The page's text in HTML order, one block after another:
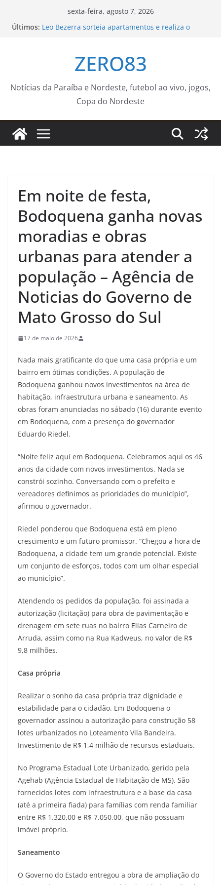
sexta-feira, agosto 7, 2026
Últimos: Leo Bezerra sorteia apartamentos e realiza o
Turística Guaratinguetá
Subprefeitura da Zona Sul remove 40 carcaças de
Prefeitura da Cidade do Rio de Janeiro
UEMS recebe inscrições de voluntários para
ensinarem Português para Migrantes
Evento de adoção de cães do Canil Municipal de
Sorocaba é levado ao Carrefour Sônia Maria neste
sábado (8) – Agência de Notícias
ZERO83
Notícias da Paraíba e Nordeste, futebol ao vivo, jogos,
Copa do Nordeste
Em noite de festa,
Bodoquena ganha novas
moradias e obras
urbanas para atender a
população – Agência de
Noticias do Governo de
Mato Grosso do Sul
17 de maio de 2026
Nada mais gratificante do que uma casa própria e um
bairro em ótimas condições. A população de
Bodoquena ganhou novos investimentos na área de
habitação, infraestrutura urbana e saneamento. As
obras foram anunciadas no sábado (16) durante evento
em Bodoquena, com a presença do governador
Eduardo Riedel.
“Noite feliz aqui em Bodoquena. Celebramos aqui os 46
anos da cidade com novos investimentos. Nada se
constrói sozinho. Conversando com o prefeito e
vereadores definimos as prioridades do município”,
afirmou o governador.
Riedel ponderou que Bodoquena está em pleno
crescimento e um futuro promissor. “Chegou a hora de
Bodoquena, a cidade tem um grande potencial. Existe
um conjunto de esforços, todos com um olhar especial
ao município”.
Atendendo os pedidos da população, foi assinada a
autorização (licitação) para obra de pavimentação e
drenagem em sete ruas no bairro Elias Carneiro de
Arruda, assim como na Rua Kadweus, no valor de R$
9,8 milhões.
Casa própria
Realizar o sonho da casa própria traz dignidade e
estabilidade para o cidadão. Em Bodoquena o
governador assinou a autorização para construção 58
lotes urbanizados no Loteamento Vila Bandeira.
Investimento de R$ 1,4 milhão de recursos estaduais.
No Programa Estadual Lote Urbanizado, gerido pela
Agehab (Agência Estadual de Habitação de MS). São
fornecidos lotes com infraestrutura e a base da casa
(até a primeira fiada) para famílias com renda familiar
entre R$ 1.320,00 e R$ 7.050,00, que não possuam
imóvel próprio.
Saneamento
O Governo do Estado entregou a obra de ampliação do